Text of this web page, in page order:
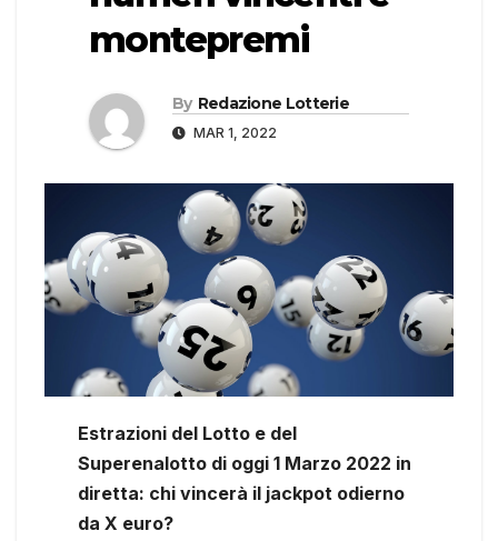
montepremi
By Redazione Lotterie
MAR 1, 2022
Estrazioni del Lotto e del
Superenalotto di oggi 1 Marzo 2022 in
diretta: chi vincerà il jackpot odierno
da X euro?